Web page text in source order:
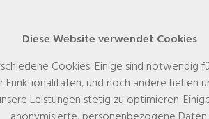
Diese Website verwendet Cookies
Cookies: Einige sind notwendig
und noch andere helfen
Leistungen stetig zu optimieren.